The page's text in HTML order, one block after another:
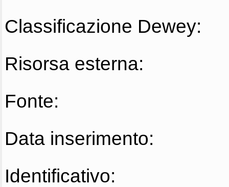
Classificazione Dewey:
Risorsa esterna:
Fonte:
Data inserimento:
Identificativo: